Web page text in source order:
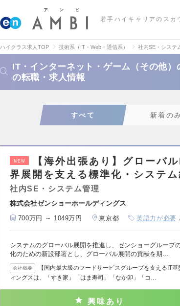
若手ハイキャリアのスカ
ハイクラス求人TOP 技術系（IT・Web・通信系） 社内SE・システ
IT・インターネット・ゲーム（その他
の転職・求人情報
すべて 新着のみ
NEW
【海外出張あり】グローバ
界展開を支える標準化・システム
社内SE・システム管理
株式会社ゼンショーホールディングス
700万円 ～ 1049万円 東京都 英語力が必要
システムのグローバル展開を推進し、ゼンショーグループ
化のための新設部署とし、グローバル展開の貢献を期…
会社概要
【国内最大級のフードサービスグループを支えるIT
ィングスは、「すき家」「はま寿司」「なか卯」「コ…
興味あり